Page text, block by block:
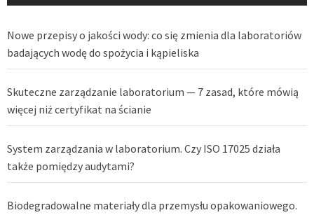
Nowe przepisy o jakości wody: co się zmienia dla laboratoriów
badających wodę do spożycia i kąpieliska
Skuteczne zarządzanie laboratorium — 7 zasad, które mówią
więcej niż certyfikat na ścianie
System zarządzania w laboratorium. Czy ISO 17025 działa
także pomiędzy audytami?
Biodegradowalne materiały dla przemysłu opakowaniowego.